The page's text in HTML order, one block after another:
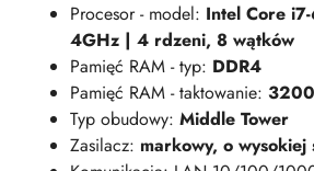
Procesor - model: Intel Core
4GHz | 4 rdzeni, 8 wątków
Pamięć RAM - typ: DDR4
Pamięć RAM - taktowanie:
Typ obudowy: Middle Tower
Zasilacz: markowy, o wysokiej